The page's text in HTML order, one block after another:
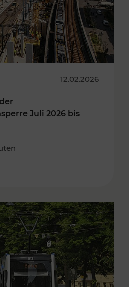
12.02.2026
Juli 2026 bis